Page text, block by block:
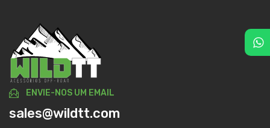
ENVIE-NOS UM EMAIL
sales@wildtt.com